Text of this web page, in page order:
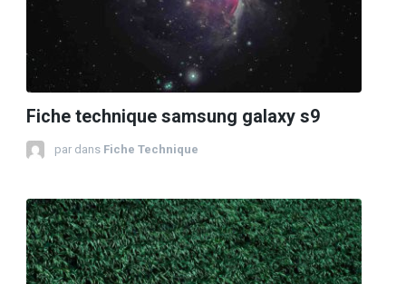
Fiche technique samsung galaxy s9
par dans Fiche Technique